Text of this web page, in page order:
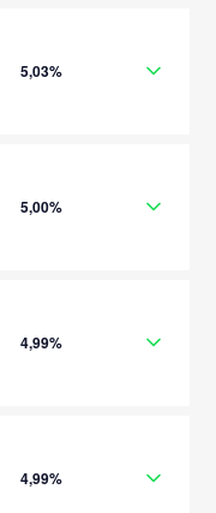
5,03%
5,00%
4,99%
4,99%